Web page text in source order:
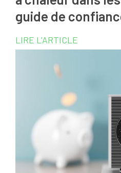
guide de
LIRE L'ARTICLE